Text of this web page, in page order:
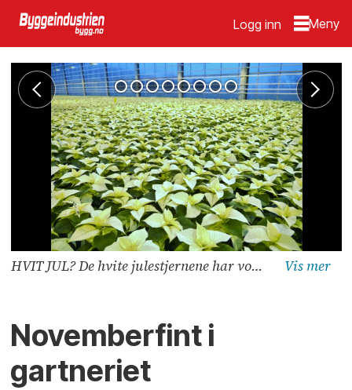
Logg inn
HVIT JUL? De hvite julestjernene har vokst seg fine og frodige i veksthuset og er klare for din vinduskarm eller stue. (Foto: OBP)
Novemberfint i
gartneriet